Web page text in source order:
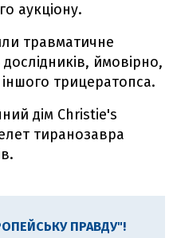
аукціону.
травматичне
ймовірно,
трицератопса.
дім Christie's
тиранозавра
ПРАВДУ"!